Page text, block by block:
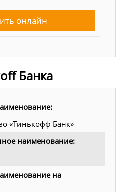
онлайн
Банка
«Тинькофф Банк»
наименование:
на